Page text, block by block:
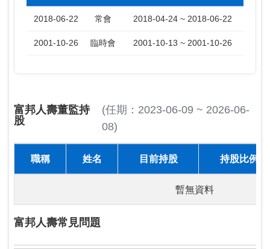
2018-06-22 常會 2018-04-24 ~ 2018-06-22
2001-10-26 臨時會 2001-10-13 ~ 2001-10-26
富邦人壽董監持
股
(任期：2023-06-09 ~ 2026-06-
08)
職稱 姓名 目前持股 持股比例
暫無資料
富邦人壽常見問題